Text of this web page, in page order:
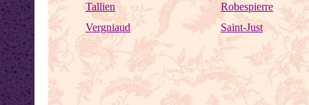
Tallien
Robespierre
Vergniaud
Saint-Just